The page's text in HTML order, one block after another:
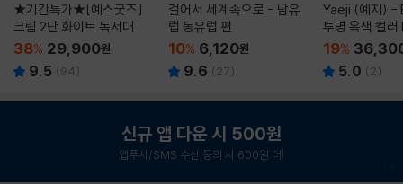
★기간특가★[예스굿즈]
크림 2단 화이트 독서대
38% 29,900원
9.5 (94)
걸어서 세계속으로 - 남유
럽 동유럽 편
10% 6,120원
9.6 ( 27)
Yaeji (예지) -
투명 옥색 컬
19%
5.0 ( 2)
신규 앱 다운 시 500원
앱푸시/SMS 수신 동의 시 600원 더!